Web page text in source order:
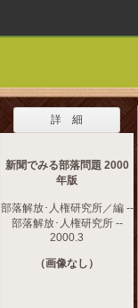
詳 細
新聞でみる部落問題 2000
年版
部落解放･人権研究所／編 --
部落解放･人権研究所 --
2000.3
（画像なし）